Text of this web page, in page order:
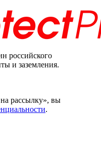
российского
и заземления.
рассылку», вы
.